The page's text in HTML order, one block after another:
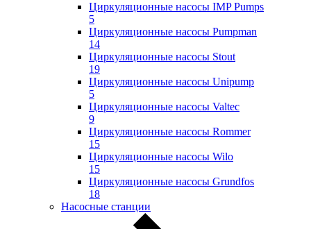
Циркуляционные насосы IMP Pumps
5
Циркуляционные насосы Pumpman
14
Циркуляционные насосы Stout
19
Циркуляционные насосы Unipump
5
Циркуляционные насосы Valtec
9
Циркуляционные насосы Rommer
15
Циркуляционные насосы Wilo
15
Циркуляционные насосы Grundfos
18
Насосные станции